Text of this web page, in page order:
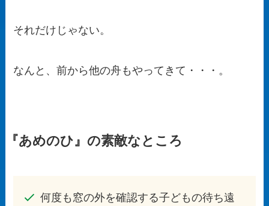
それだけじゃない。
なんと、前から他の舟もやってきて・・・。
『あめのひ』の素敵なところ
何度も窓の外を確認する子どもの待ち遠